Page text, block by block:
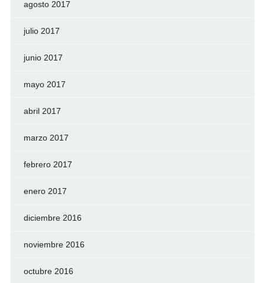
agosto 2017
julio 2017
junio 2017
mayo 2017
abril 2017
marzo 2017
febrero 2017
enero 2017
diciembre 2016
noviembre 2016
octubre 2016